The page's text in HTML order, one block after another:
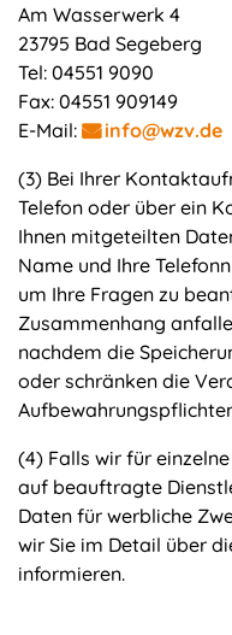
Am Wasserwerk 4
23795 Bad Segeberg
Tel: 04551 9090
Fax: 04551 909149
E-Mail:
info@wzv.de
(3) Bei Ihrer
Telefon oder über ein
Ihnen mitgeteilten
Name und Ihre
um Ihre Fragen zu
Zusammenhang
nachdem die
oder schränken die
(4) Falls wir für
auf beauftragte
Daten für werbliche
wir Sie im Detail über
informieren.